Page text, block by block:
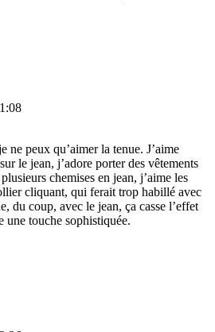
ne peux qu’aimer la tenue. J’aime
le jean, j’adore porter des vêtements
chemises en jean, j’aime les
cliquant, qui ferait trop habillé avec
du coup, avec le jean, ça casse l’effet
une touche sophistiquée.